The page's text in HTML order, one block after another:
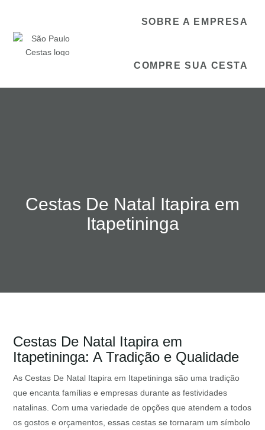
SOBRE A EMPRESA
COMPRE SUA CESTA
Cestas De Natal Itapira em
Itapetininga
Cestas De Natal Itapira em
Itapetininga: A Tradição e Qualidade
As Cestas De Natal Itapira em Itapetininga são uma tradição
que encanta famílias e empresas durante as festividades
natalinas. Com uma variedade de opções que atendem a todos
os gostos e orçamentos, essas cestas se tornaram um símbolo